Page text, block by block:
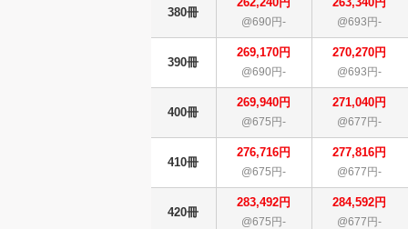
380冊
@690円- @693円-
390冊
269,170円
@690円-
270,270円
@693円-
400冊
269,940円
@675円-
271,040円
@677円-
410冊
276,716円
@675円-
277,816円
@677円-
420冊
283,492円
@675円-
284,592円
@677円-